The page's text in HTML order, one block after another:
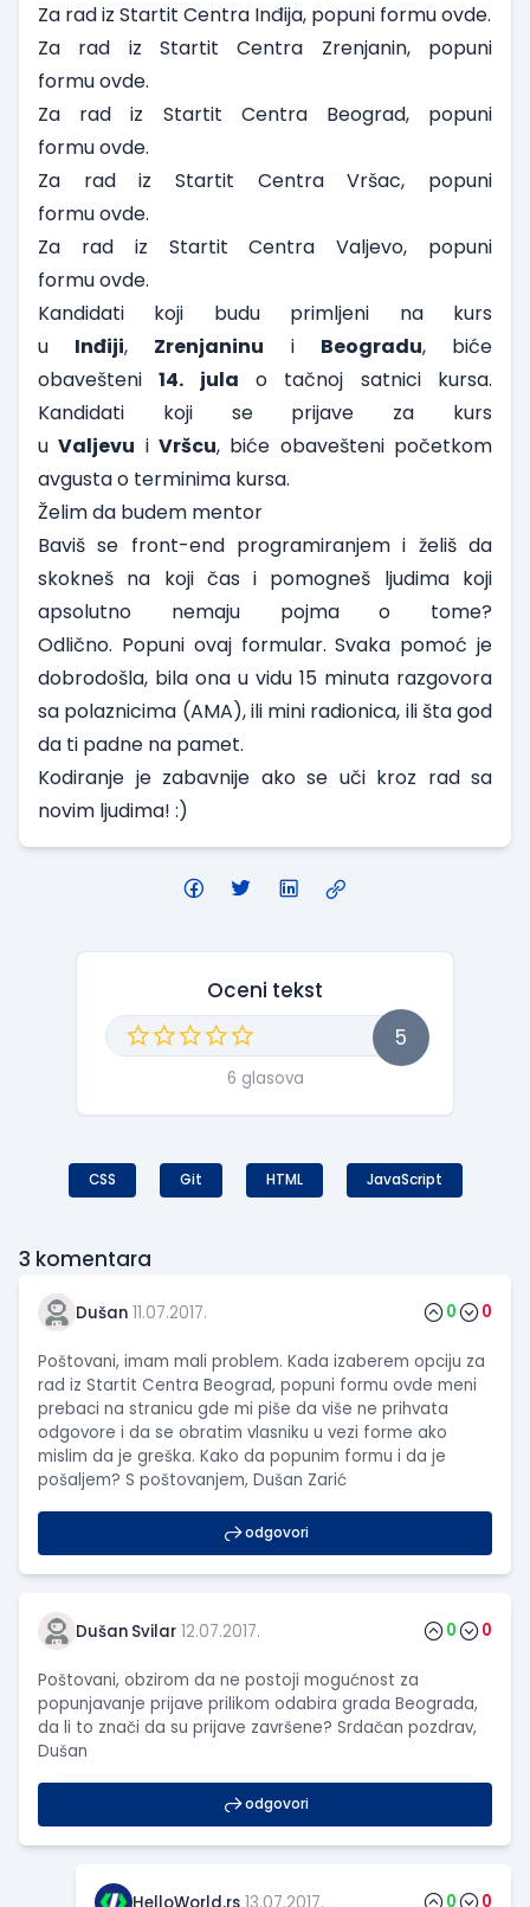
Za rad iz Startit Centra Inđija, popuni formuovde.
Za rad iz Startit Centra Zrenjanin, popuni
formuovde.
Za rad iz Startit Centra Beograd, popuni
formuovde.
Za rad iz Startit Centra Vršac, popuni
formuovde.
Za rad iz Startit Centra Valjevo, popuni
formuovde.
Kandidati koji budu primljeni na kurs
u Inđiji, Zrenjaninu i Beogradu, biće
obavešteni14. jula o tačnoj satnici kursa.
Kandidati koji se prijave za kurs
uValjevu iVršcu, biće obavešteni početkom
avgusta o terminima kursa.
Želim da budem mentor
Baviš se front-end programiranjem i želiš da
skokneš na koji čas i pomogneš ljudima koji
apsolutno nemaju pojma o tome?
Odlično. Popuni ovaj formular. Svaka pomoć je
dobrodošla, bila ona u vidu 15 minuta razgovora
sa polaznicima (AMA), ili mini radionica, ili šta god
da ti padne na pamet.
Kodiranje je zabavnije ako se uči kroz rad sa
novim ljudima! :)
Oceni tekst
5
6 glasova
CSS Git HTML JavaScript
3 komentara
Dušan 11.07.2017. 0 0
Poštovani, imam mali problem. Kada izaberem opciju za
rad iz Startit Centra Beograd, popuni formu ovde meni
prebaci na stranicu gde mi piše da više ne prihvata
odgovore i da se obratim vlasniku u vezi forme ako
mislim da je greška. Kako da popunim formu i da je
pošaljem? S poštovanjem, Dušan Zarić
odgovori
Dušan Svilar 12.07.2017. 0 0
Poštovani, obzirom da ne postoji mogućnost za
popunjavanje prijave prilikom odabira grada Beograda,
da li to znači da su prijave završene? Srdačan pozdrav,
Dušan
odgovori
0 0